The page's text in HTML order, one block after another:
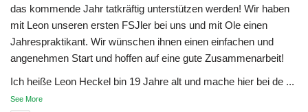
das kommende Jahr tatkräftig unterstützen werden! Wir haben
mit Leon unseren ersten FSJler bei uns und mit Ole einen
Jahrespraktikant. Wir wünschen ihnen einen einfachen und
angenehmen Start und hoffen auf eine gute Zusammenarbeit!
Ich heiße Leon Heckel bin 19 Jahre alt und mache hier bei de ...
See More